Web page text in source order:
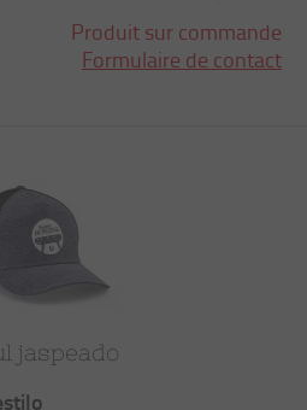
Produit sur commande
Formulaire de contact
jaspeado